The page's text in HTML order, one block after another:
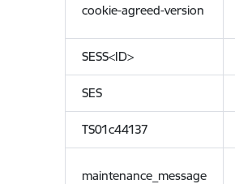
cookie-agreed-version
SESS<ID>
SES
TS01c44137
maintenance_message